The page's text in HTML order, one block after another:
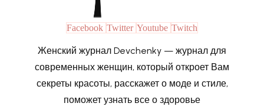
Facebook Twitter Youtube Twitch
Женский журнал Devchenky — журнал для
современных женщин, который откроет Вам
секреты красоты, расскажет о моде и стиле,
поможет узнать все о здоровье